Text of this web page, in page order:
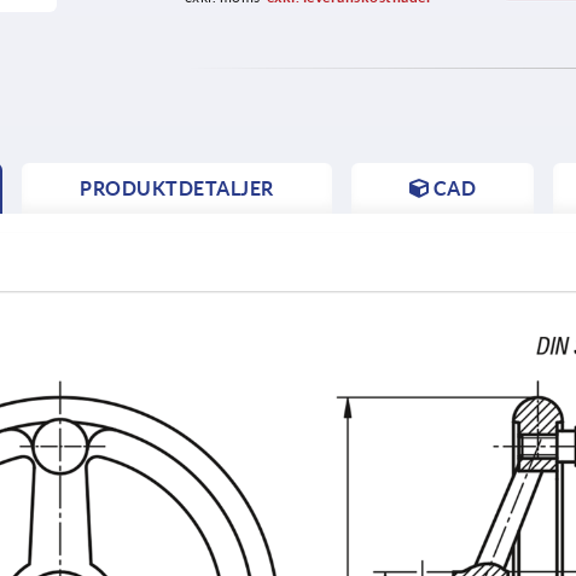
PRODUKTDETALJER CAD